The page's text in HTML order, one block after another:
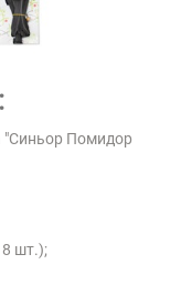
"Синьор Помидор
шт.);